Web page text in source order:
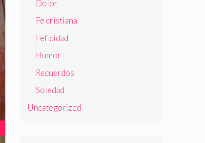
Dolor
Fe cristiana
Felicidad
Humor
Recuerdos
Soledad
Uncategorized